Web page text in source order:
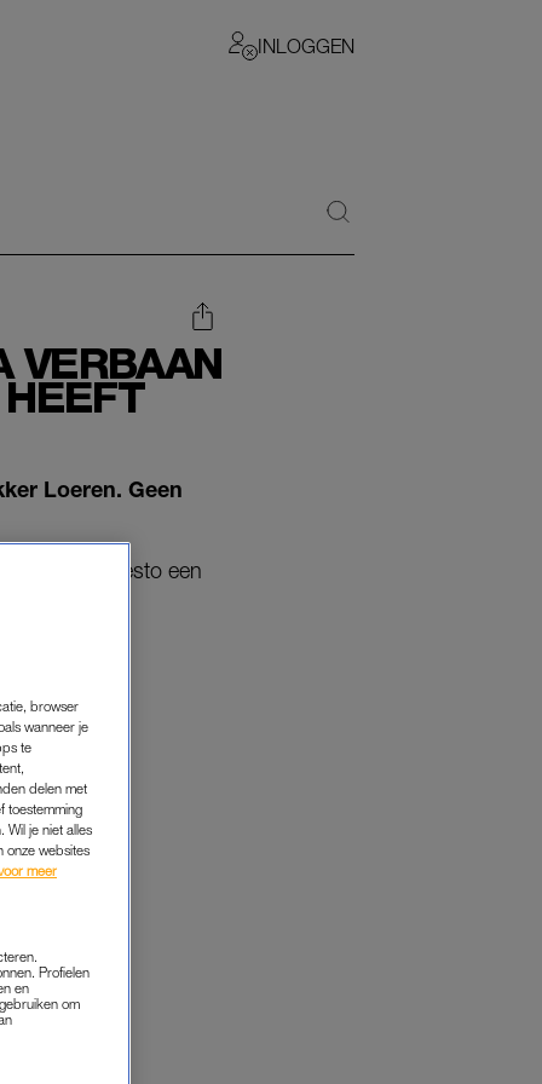
INLOGGEN
VERBAAN
Loeren. Geen
maakt dj Tiësto een
browser
wanneer je
te
delen met
toestemming
Wil je niet alles
onze websites
meer
Profielen
en
om